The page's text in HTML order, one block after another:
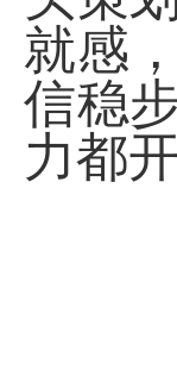
就感
信稳
力都